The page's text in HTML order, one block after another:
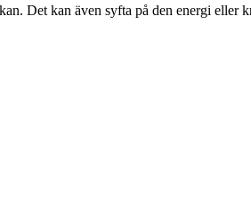
Det kan även syfta på den energi eller